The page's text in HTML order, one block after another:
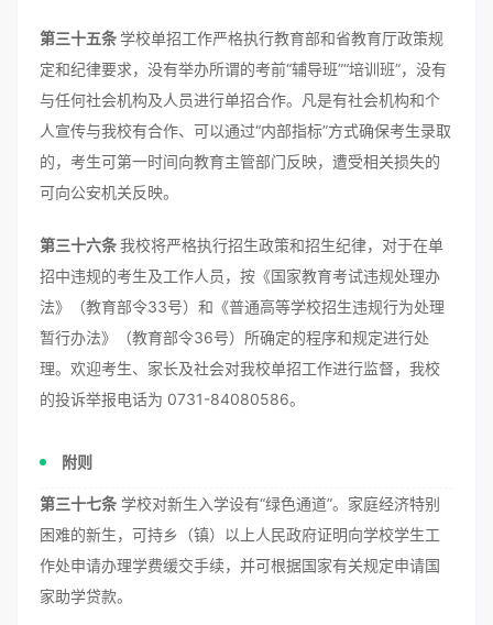
第三十五条学校单招工作严格执行教育部和省教育厅政策规
定和纪律要求，没有举办所谓的考前“辅导班”“培训班”，没有
与任何社会机构及人员进行单招合作。凡是有社会机构和个
人宣传与我校有合作、可以通过“内部指标”方式确保考生录取
的，考生可第一时间向教育主管部门反映，遭受相关损失的
可向公安机关反映。
第三十六条我校将严格执行招生政策和招生纪律，对于在单
招中违规的考生及工作人员，按《国家教育考试违规处理办
法》（教育部令33号）和《普通高等学校招生违规行为处理
暂行办法》（教育部令36号）所确定的程序和规定进行处
理。欢迎考生、家长及社会对我校单招工作进行监督，我校
的投诉举报电话为 0731-84080586。
附则
第三十七条 学校对新生入学设有“绿色通道”。家庭经济特别
困难的新生，可持乡（镇）以上人民政府证明向学校学生工
作处申请办理学费缓交手续，并可根据国家有关规定申请国
家助学贷款。